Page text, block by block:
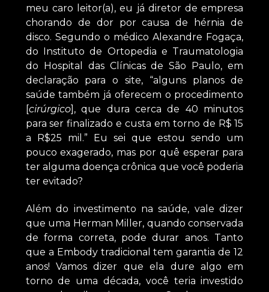
meu caro leitor(a), eu já diretor de empresa
chorando de dor por causa de hérnia de
disco. Segundo o médico Alexandre Fogaça,
do Instituto de Ortopedia e Traumatologia
do Hospital das Clínicas de São Paulo, em
declaração para o site, “alguns planos de
saúde também já oferecem o procedimento
[cirúrgico], que dura cerca de 40 minutos
para ser finalizado e custa em torno de R$ 15
a R$25 mil.” Eu sei que estou sendo um
pouco exagerado, mas por quê esperar para
ter alguma doença crônica que você poderia
ter evitado?
Além do investimento na saúde, vale dizer
que uma Herman Miller, quando conservada
de forma correta, pode durar anos. Tanto
que a Embody tradicional tem garantia de 12
anos! Vamos dizer que ela dure algo em
torno de uma década, você teria investido